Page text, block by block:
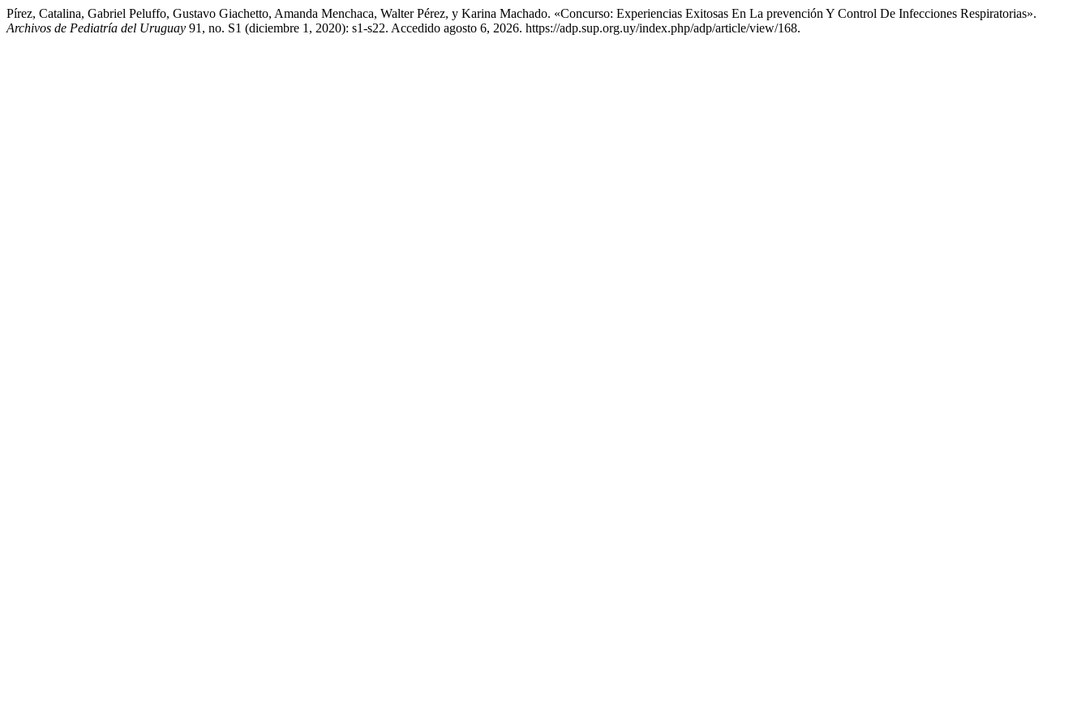
Pírez, Catalina, Gabriel Peluffo, Gustavo Giachetto, Amanda Menchaca, Walter Pérez, y Karina Machado. «Concurso: Experiencias Exitosas En La prevención Y Control De Infecciones Respiratorias».
Archivos de Pediatría del Uruguay 91, no. S1 (diciembre 1, 2020): s1-s22. Accedido agosto 6, 2026. https://adp.sup.org.uy/index.php/adp/article/view/168.